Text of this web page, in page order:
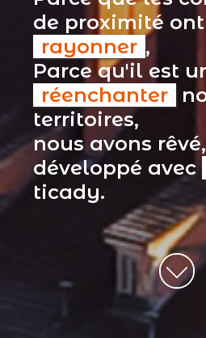
de proximité
rayonner ,
Parce qu'il est
réenchanter
territoires,
nous avons
développé avec
ticady.